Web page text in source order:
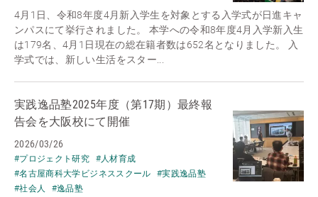
4月1日、令和8年度4月新入学生を対象とする入学式が日進キャ
ンパスにて挙行されました。 本学への令和8年度4月入学新入生
は179名、4月1日現在の総在籍者数は652名となりました。 入
学式では、新しい生活をスター...
実践逸品塾2025年度（第17期）最終報
告会を大阪校にて開催
2026/03/26
#プロジェクト研究
#人材育成
#名古屋商科大学ビジネススクール
#実践逸品塾
#社会人
#逸品塾